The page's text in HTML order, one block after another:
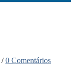
/0 Comentários